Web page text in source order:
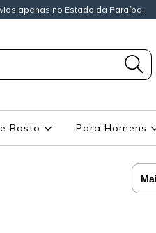
apenas no Estado da Paraíba.
Rosto Para Homens